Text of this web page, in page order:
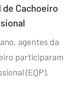
de Cachoeiro
agentes da
participaram
(EQP).